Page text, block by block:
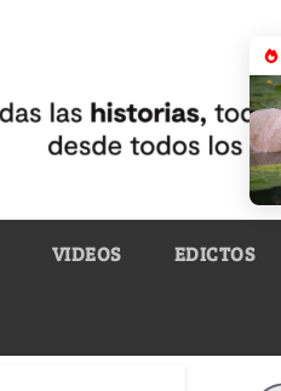
VIDEOS EDICTOS